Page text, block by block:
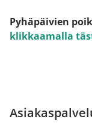
Pyhäpäivien
klikkaamalla